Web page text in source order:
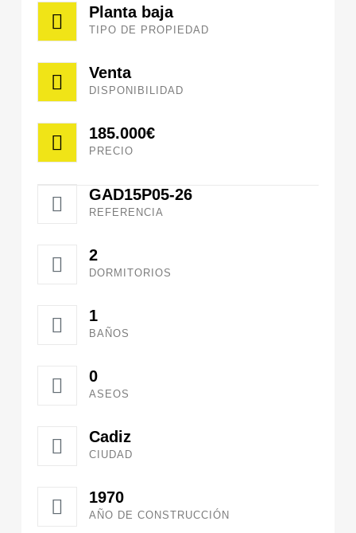
Planta baja
TIPO DE PROPIEDAD
Venta
DISPONIBILIDAD
185.000€
PRECIO
GAD15P05-26
REFERENCIA
2
DORMITORIOS
1
BAÑOS
0
ASEOS
Cadiz
CIUDAD
1970
AÑO DE CONSTRUCCIÓN